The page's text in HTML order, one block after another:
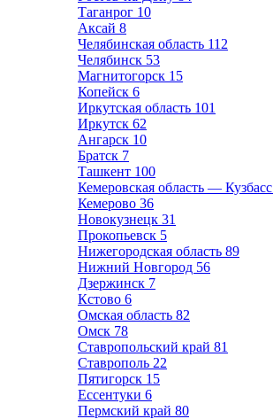
Таганрог 10
Аксай 8
Челябинская область 112
Челябинск 53
Магнитогорск 15
Копейск 6
Иркутская область 101
Иркутск 62
Ангарск 10
Братск 7
Ташкент 100
Кемеровская область — Кузбасс
Кемерово 36
Новокузнецк 31
Прокопьевск 5
Нижегородская область 89
Нижний Новгород 56
Дзержинск 7
Кстово 6
Омская область 82
Омск 78
Ставропольский край 81
Ставрополь 22
Пятигорск 15
Ессентуки 6
Пермский край 80